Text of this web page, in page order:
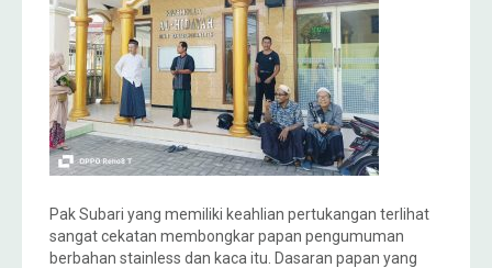
Pak Subari yang memiliki keahlian pertukangan terlihat
sangat cekatan membongkar papan pengumuman
berbahan stainless dan kaca itu. Dasaran papan yang